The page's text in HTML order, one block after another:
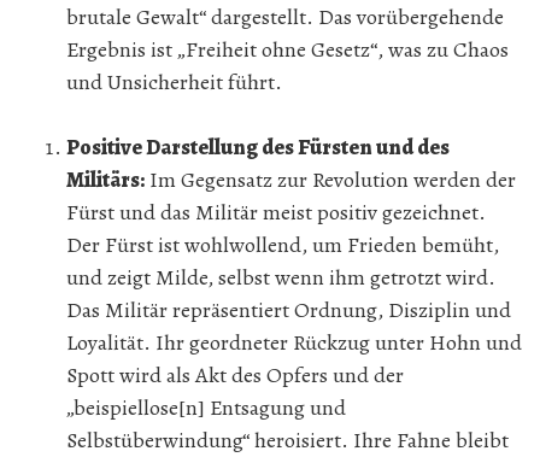
brutale Gewalt“ dargestellt. Das vorübergehende
Ergebnis ist „Freiheit ohne Gesetz“, was zu Chaos
und Unsicherheit führt.
Positive Darstellung des Fürsten und des
Militärs: Im Gegensatz zur Revolution werden der
Fürst und das Militär meist positiv gezeichnet.
Der Fürst ist wohlwollend, um Frieden bemüht,
und zeigt Milde, selbst wenn ihm getrotzt wird.
Das Militär repräsentiert Ordnung, Disziplin und
Loyalität. Ihr geordneter Rückzug unter Hohn und
Spott wird als Akt des Opfers und der
„beispiellose[n] Entsagung und
Selbstüberwindung“ heroisiert. Ihre Fahne bleibt